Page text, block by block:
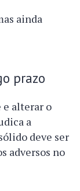
ainda
prazo
alterar o
a
deve ser
adversos no